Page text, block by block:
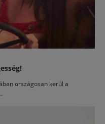
országosan kerül a